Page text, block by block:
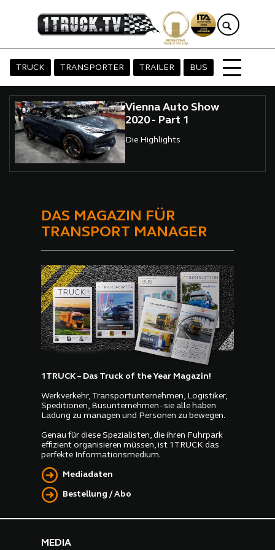
TRUCK TRANSPORTER TRAILER BUS
Vienna Auto Show
2020 - Part 1
Die Highlights
DAS MAGAZIN FÜR
TRANSPORT MANAGER
1TRUCK – Das Truck of the Year Magazin!
Werkverkehr, Transportunternehmen, Logistiker,
Speditionen, Busunternehmen - sie alle haben
Ladung zu managen und Personen zu bewegen.
Genau für diese Spezialisten, die ihren Fuhrpark
effizient organisieren müssen, ist 1TRUCK das
perfekte Informationsmedium.
Mediadaten
Bestellung / Abo
MEDIA